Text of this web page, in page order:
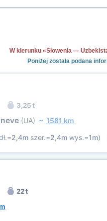
W kierunku «Słowenia —
Poniżej została podana
3,25 t
(UA) ~ 1581 km
2,4mszer.=2,4mwys.=1m)
22 t